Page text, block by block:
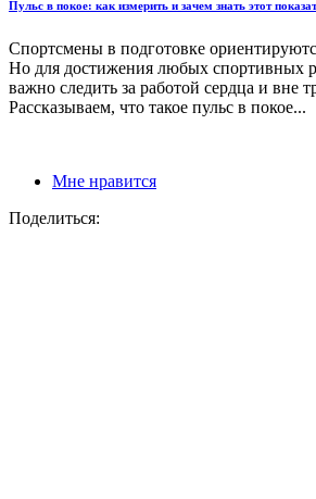
Пульс в покое: как измерить и зачем знать этот
Спортсмены в подготовке
Но для достижения любых спортивных
важно следить за работой сердца и вне
Рассказываем, что такое пульс в покое...
Мне нравится
Поделиться: